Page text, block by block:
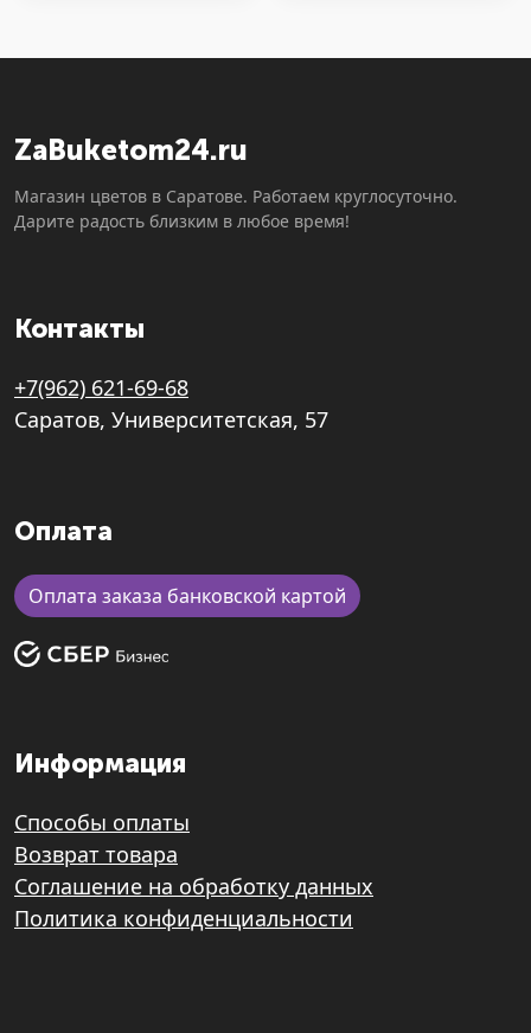
ZaBuketom24.ru
Магазин цветов в Саратове. Работаем круглосуточно.
Дарите радость близким в любое время!
Контакты
+7(962) 621-69-68
Саратов, Университетская, 57
Оплата
Оплата заказа банковской картой
Информация
Способы оплаты
Возврат товара
Соглашение на обработку данных
Политика конфиденциальности